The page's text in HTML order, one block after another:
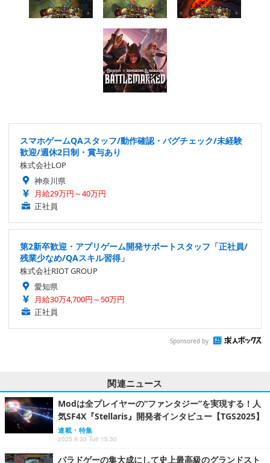
スマホゲームQAスタッフ/動作確認・バグチェック/未経験
歓迎/週休2日制・賞与あり
株式会社LOP
神奈川県
月給29万円～40万円
正社員
第2新卒歓迎・アプリゲーム開発サポートスタッフ「正社員/
残業少なめ/QAスキル習得」
株式会社RIOT GROUP
愛知県
月給30万4,700円～50万円
正社員
Sponsored by
関連ニュース
Modは全プレイヤーの“ファンタジー”を実現する！人
気SF4X『Stellaris』開発者インタビュー【TGS2025】
連載・特集
2025.9.30 Tue 15:30
パラドゲーの集大成にして史上最高級のグランドスト